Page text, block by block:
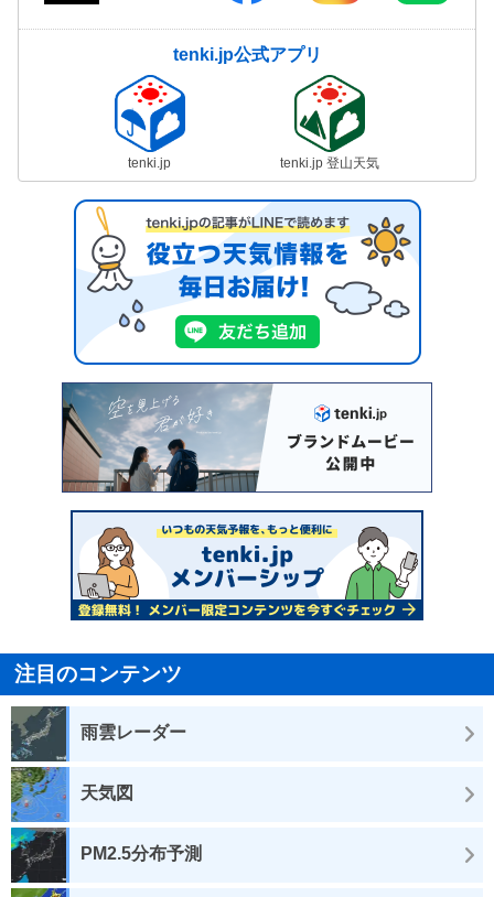
tenki.jp公式アプリ
tenki.jp tenki.jp 登山天気
注目のコンテンツ
雨雲レーダー
天気図
PM2.5分布予測